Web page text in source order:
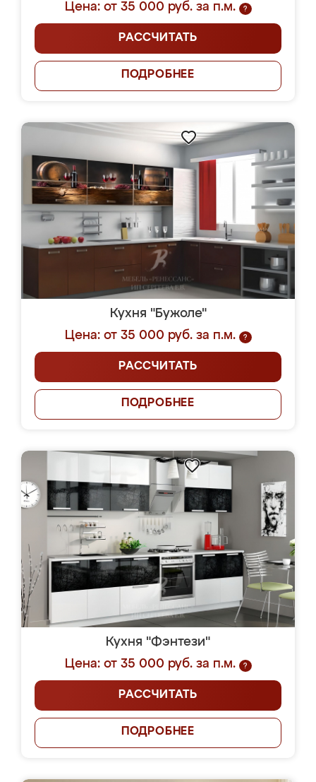
Цена: от 35 000 руб. за п.м.
?
РАССЧИТАТЬ
ПОДРОБНЕЕ
Кухня "Бужоле"
Цена: от 35 000 руб. за п.м.
?
РАССЧИТАТЬ
ПОДРОБНЕЕ
Кухня "Фэнтези"
Цена: от 35 000 руб. за п.м.
?
РАССЧИТАТЬ
ПОДРОБНЕЕ